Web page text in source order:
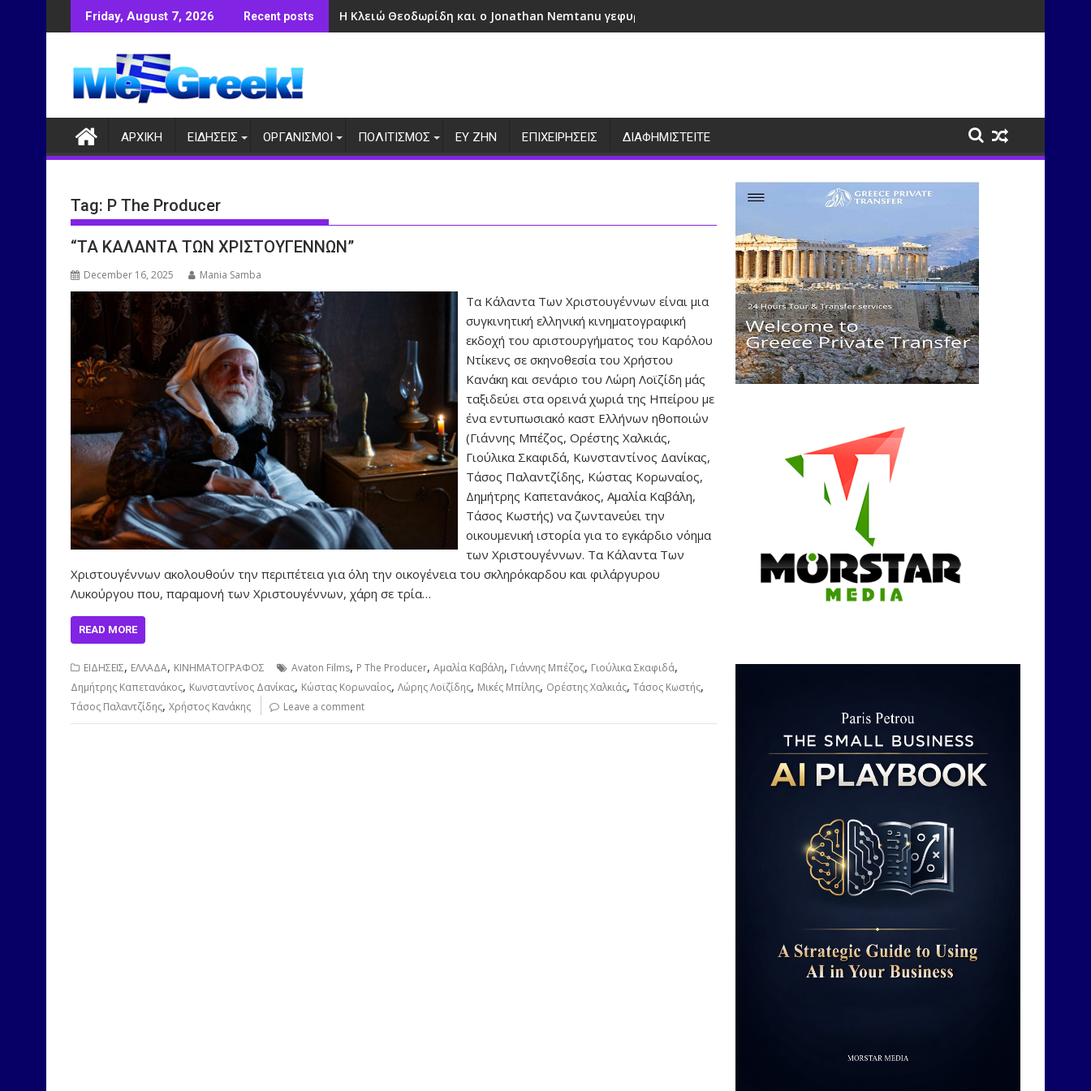
to
Friday, August 7, 2026 Recent posts Η Κλειώ Θεοδωρίδη και ο Jonathan Nemtanu γεφυρώνουν πολιτισμούς μέσα από τη μουσική
ΑΡΧΙΚΗ ΕΙΔΗΣΕΙΣ ΟΡΓΑΝΙΣΜΟΙ ΠΟΛΙΤΙΣΜΟΣ ΕΥ ΖΗΝ ΕΠΙΧΕΙΡΗΣΕΙΣ ΔΙΑΦΗΜΙΣΤΕΙΤΕ
Tag: P The Producer
“ΤΑ ΚΑΛΑΝΤΑ ΤΩΝ ΧΡΙΣΤΟΥΓΕΝΝΩΝ”
December 16, 2025 Mania Samba
Τα Κάλαντα Των Χριστουγέννων είναι μια
συγκινητική ελληνική κινηματογραφική
εκδοχή του αριστουργήματος του Καρόλου
Ντίκενς σε σκηνοθεσία του Χρήστου
Κανάκη και σενάριο του Λώρη Λοϊζίδη μάς
ταξιδεύει στα ορεινά χωριά της Ηπείρου με
ένα εντυπωσιακό καστ Ελλήνων ηθοποιών
(Γιάννης Μπέζος, Ορέστης Χαλκιάς,
Γιούλικα Σκαφιδά, Κωνσταντίνος Δανίκας,
Τάσος Παλαντζίδης, Κώστας Κορωναίος,
Δημήτρης Καπετανάκος, Αμαλία Καβάλη,
Τάσος Κωστής) να ζωντανεύει την
οικουμενική ιστορία για το εγκάρδιο νόημα
των Χριστουγέννων. Τα Κάλαντα Των
Χριστουγέννων ακολουθούν την περιπέτεια για όλη την οικογένεια του σκληρόκαρδου και φιλάργυρου
Λυκούργου που, παραμονή των Χριστουγέννων, χάρη σε τρία…
READ MORE
ΕΙΔΗΣΕΙΣ, ΕΛΛΑΔΑ, ΚΙΝΗΜΑΤΟΓΡΑΦΟΣ Avaton Films, P The Producer, Αμαλία Καβάλη, Γιάννης Μπέζος, Γιούλικα Σκαφιδά,
Δημήτρης Καπετανάκος, Κωνσταντίνος Δανίκας, Κώστας Κορωναίος, Λώρης Λοϊζίδης, Μικές Μπίλης, Ορέστης Χαλκιάς, Τάσος Κωστής,
Τάσος Παλαντζίδης, Χρήστος Κανάκης Leave a comment